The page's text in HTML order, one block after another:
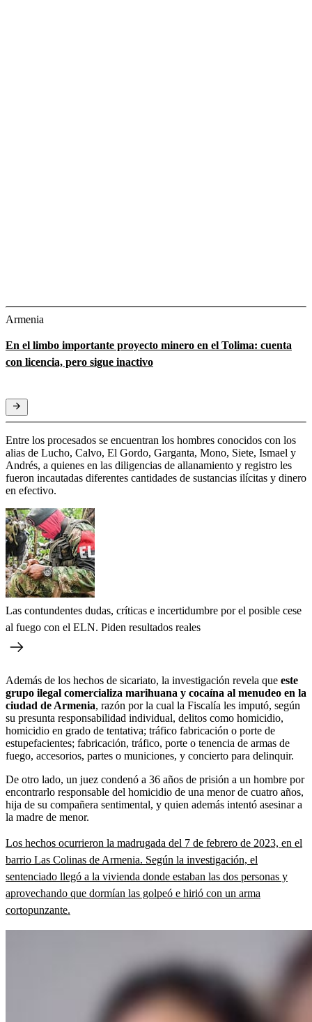
Armenia
En el limbo importante proyecto minero en el Tolima: cuenta
con licencia, pero sigue inactivo
Entre los procesados se encuentran los hombres conocidos con los
alias de Lucho, Calvo, El Gordo, Garganta, Mono, Siete, Ismael y
Andrés, a quienes en las diligencias de allanamiento y registro les
fueron incautadas diferentes cantidades de sustancias ilícitas y dinero
en efectivo.
Las contundentes dudas, críticas e incertidumbre por el posible cese
al fuego con el ELN. Piden resultados reales
Además de los hechos de sicariato, la investigación revela que este
grupo ilegal comercializa marihuana y cocaína al menudeo en la
ciudad de Armenia, razón por la cual la Fiscalía les imputó, según
su presunta responsabilidad individual, delitos como homicidio,
homicidio en grado de tentativa; tráfico fabricación o porte de
estupefacientes; fabricación, tráfico, porte o tenencia de armas de
fuego, accesorios, partes o municiones, y concierto para delinquir.
De otro lado, un juez condenó a 36 años de prisión a un hombre por
encontrarlo responsable del homicidio de una menor de cuatro años,
hija de su compañera sentimental, y quien además intentó asesinar a
la madre de menor.
Los hechos ocurrieron la madrugada del 7 de febrero de 2023, en el
barrio Las Colinas de Armenia. Según la investigación, el
sentenciado llegó a la vivienda donde estaban las dos personas y
aprovechando que dormían las golpeó e hirió con un arma
cortopunzante.